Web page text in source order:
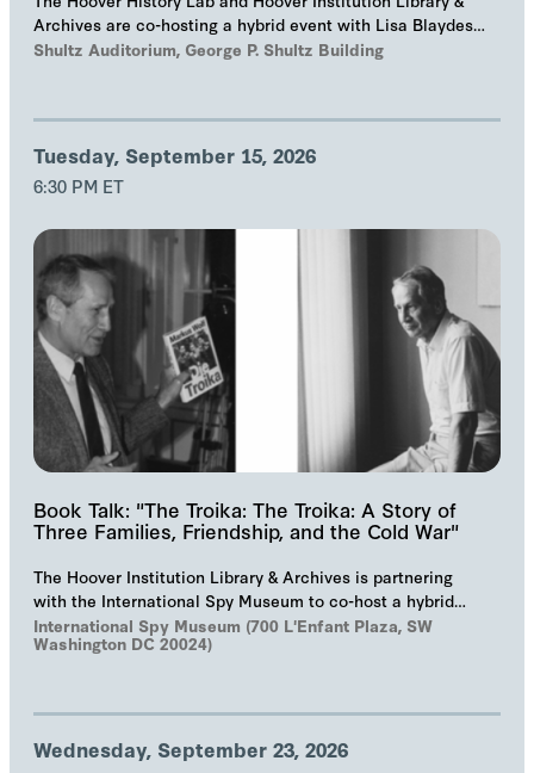
Archives are co-hosting a hybrid event with Lisa Blaydes
and Samuel Helfont to discuss…
Shultz Auditorium, George P. Shultz Building
Tuesday, September 15, 2026
6:30 PM ET
Book Talk: "The Troika: The Troika: A Story of
Three Families, Friendship, and the Cold War"
The Hoover Institution Library & Archives is partnering
with the International Spy Museum to co-host a hybrid
event on "The Troika", Markus Wolf'…
International Spy Museum (700 L'Enfant Plaza, SW
Washington DC 20024)
Wednesday, September 23, 2026